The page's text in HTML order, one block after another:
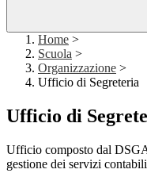
Home >
Scuola >
Organizzazione >
Ufficio di Segreteria
Ufficio di
Ufficio composto dal
gestione dei servizi